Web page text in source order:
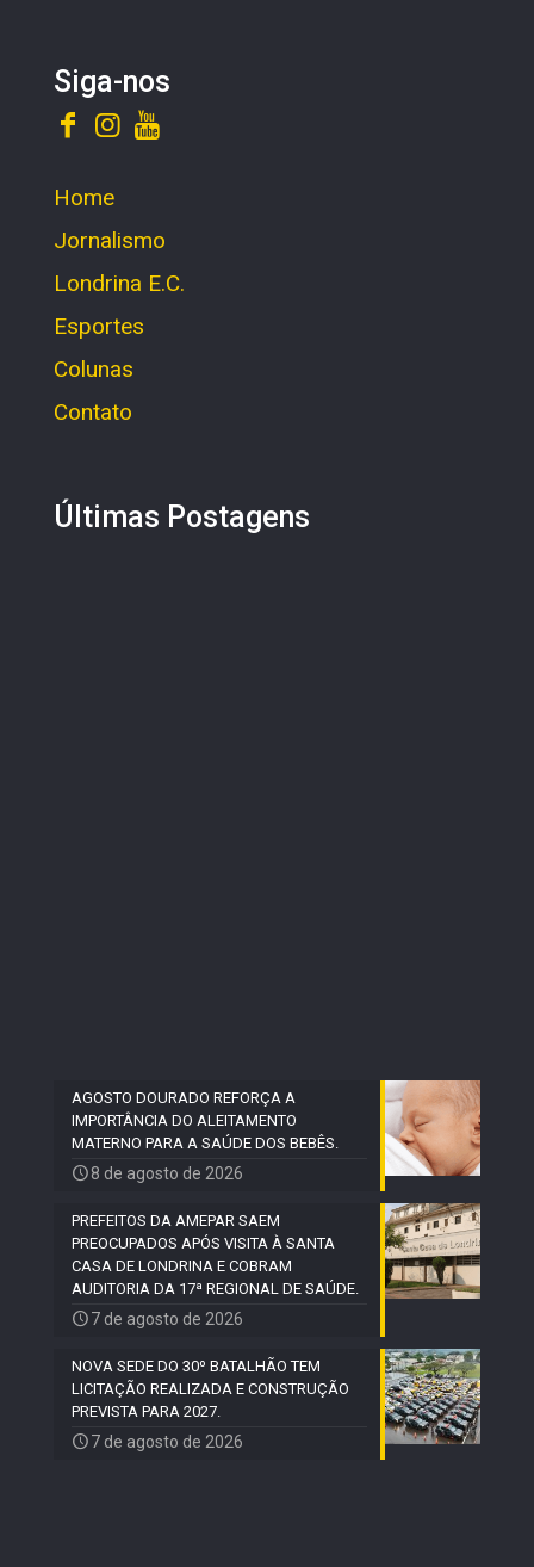
Siga-nos
Home
Jornalismo
Londrina E.C.
Esportes
Colunas
Contato
Últimas Postagens
AGOSTO DOURADO REFORÇA A
IMPORTÂNCIA DO ALEITAMENTO
MATERNO PARA A SAÚDE DOS BEBÊS.
8 de agosto de 2026
PREFEITOS DA AMEPAR SAEM
PREOCUPADOS APÓS VISITA À SANTA
CASA DE LONDRINA E COBRAM
AUDITORIA DA 17ª REGIONAL DE SAÚDE.
7 de agosto de 2026
NOVA SEDE DO 30º BATALHÃO TEM
LICITAÇÃO REALIZADA E CONSTRUÇÃO
PREVISTA PARA 2027.
7 de agosto de 2026